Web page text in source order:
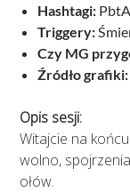
Hashtagi:
Triggery:
Czy MG
Źródło grafiki:
Opis sesji:
Witajcie na
wolno,
ołów.